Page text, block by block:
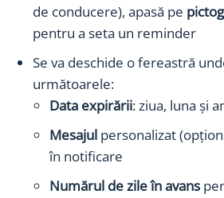
de conducere), apasă pe
pentru a seta un reminder
Se va deschide o fereastră
următoarele:
Data expirării: ziua, luna și
Mesajul personalizat
în notificare
Numărul de zile în avans